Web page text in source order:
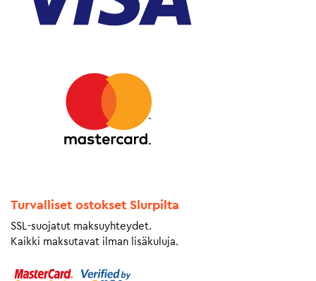
Turvalliset ostokset Slurpilta
SSL-suojatut maksuyhteydet.
Kaikki maksutavat ilman lisäkuluja.